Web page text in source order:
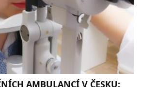
AMBULANCÍ V ČESKU: